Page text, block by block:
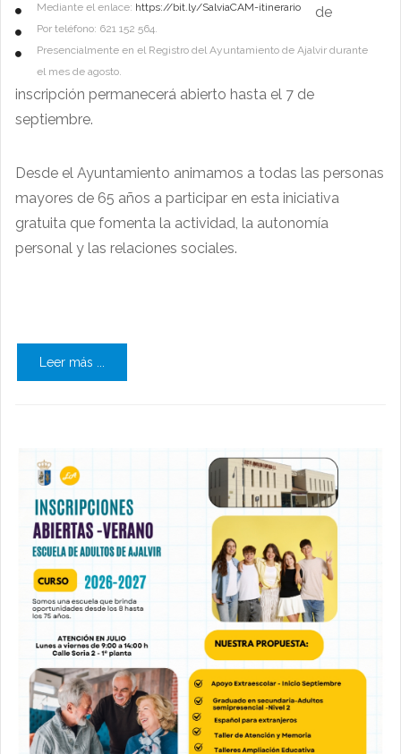
Mediante el enlace: https://bit.ly/SalviaCAM-itinerario
Por teléfono: 621 152 564.
Presencialmente en el Registro del Ayuntamiento de Ajalvir durante
el mes de agosto.
de
inscripción permanecerá abierto hasta el 7 de
septiembre.
Desde el Ayuntamiento animamos a todas las personas
mayores de 65 años a participar en esta iniciativa
gratuita que fomenta la actividad, la autonomía
personal y las relaciones sociales.
Leer más ...